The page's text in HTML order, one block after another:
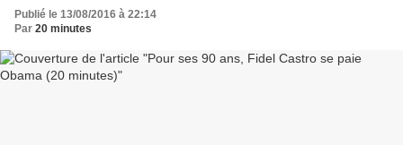
Publié le 13/08/2016 à 22:14
Par 20 minutes